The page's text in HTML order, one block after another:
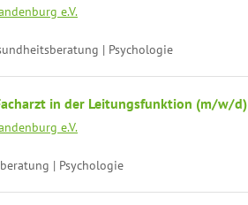
e.V.
| Psychologie
in der Leitungsfunktion (m/w/d)
e.V.
| Psychologie